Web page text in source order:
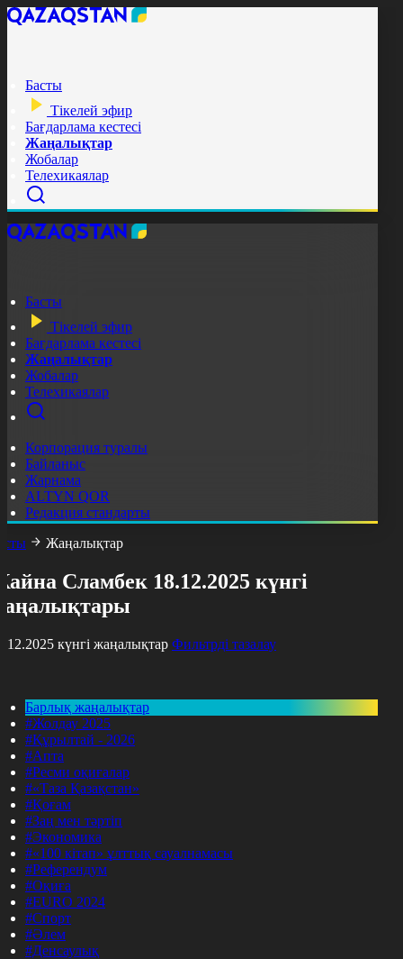
Басты
Тікелей эфир
Бағдарлама кестесі
Жаңалықтар
Жобалар
Телехикаялар
Басты
Тікелей эфир
Бағдарлама кестесі
Жаңалықтар
Жобалар
Телехикаялар
Корпорация туралы
Байланыс
Жарнама
ALTYN QOR
Редакция стандарты
Жаңалықтар
Сламбек 18.12.2025 күнгі
күнгі жаңалықтар Фильтрді тазалау
Барлық жаңалықтар
#Жолдау 2025
#Құрылтай - 2026
#Апта
#Ресми оқиғалар
#«Таза Қазақстан»
#Қоғам
#Заң мен тәртіп
#Экономика
#«100 кітап» ұлттық сауалнамасы
#Референдум
#Оқиға
#EURO 2024
#Спорт
#Әлем
#Денсаулық